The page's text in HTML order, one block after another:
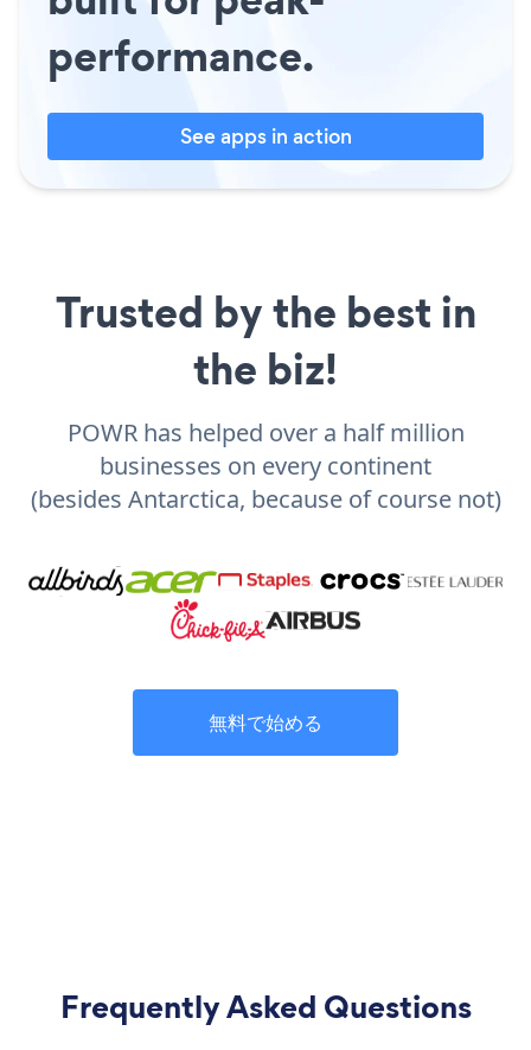
performance.
See apps in action
Trusted by the best in
the biz!
POWR has helped over a half million
businesses on every continent
(besides Antarctica, because of course not)
無料で始める
Frequently Asked Questions